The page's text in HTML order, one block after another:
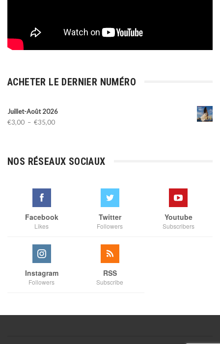
ACHETER LE DERNIER NUMÉRO
Juillet-Août 2026
€3,00 – €35,00Plage
à
NOS RÉSEAUX SOCIAUX
Facebook
Likes
Twitter
Followers
Youtube
Subscribers
Instagram
Followers
RSS
Subscribe